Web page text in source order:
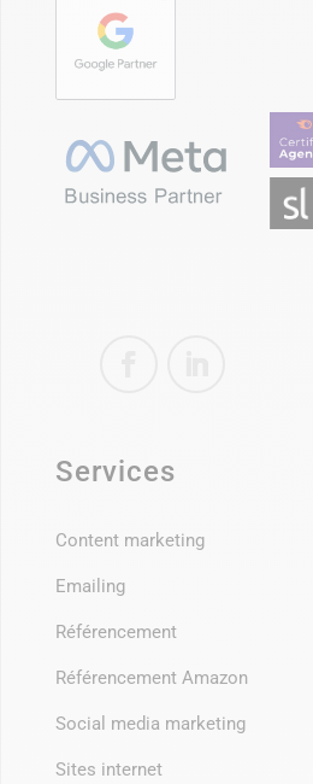
Services
Content marketing
Emailing
Référencement
Référencement Amazon
Social media marketing
Sites internet